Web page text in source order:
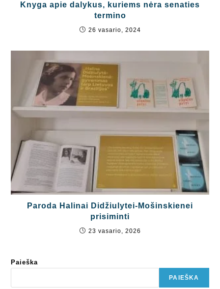
Knyga apie dalykus, kuriems nėra senaties
termino
26 vasario, 2024
Paroda Halinai Didžiulytei-Mošinskienei
prisiminti
23 vasario, 2026
Paieška
PAIEŠKA